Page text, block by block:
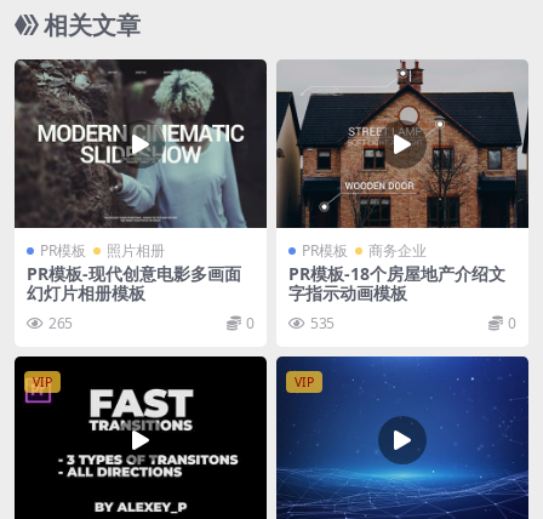
相关文章
PR模板 照片相册
PR模板-现代创意电影多画面
幻灯片相册模板
265 0
PR模板 商务企业
PR模板-18个房屋地产介绍文
字指示动画模板
535 0
VIP VIP